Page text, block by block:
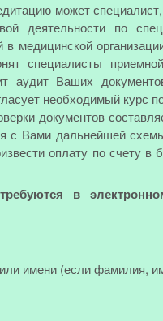
может
деятельности по
медицинской
специалисты
аудит Ваших
необходимый курс
документов
с Вами дальнейшей
оплату по счету в
в
имени (если фамилия,